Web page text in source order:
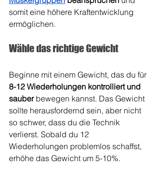
somit eine höhere Kraftentwicklung
ermöglichen.
Wähle das richtige Gewicht
Beginne mit einem Gewicht, das du für
8-12 Wiederholungen kontrolliert und
sauber bewegen kannst. Das Gewicht
sollte herausfordernd sein, aber nicht
so schwer, dass du die Technik
verlierst. Sobald du 12
Wiederholungen problemlos schaffst,
erhöhe das Gewicht um 5-10%.